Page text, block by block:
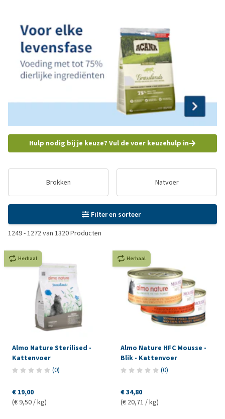
Hulp nodig bij je keuze? Vul de voer keuzehulp in
Brokken Natvoer
Filter en sorteer
1249-1272van 1320Producten
Herhaal
Almo Nature Sterilised -
Kattenvoer
(0)
€ 19,00
(€ 9,50 / kg)
Herhaal
Almo Nature HFC Mousse -
Blik - Kattenvoer
(0)
€ 34,80
(€ 20,71 / kg)